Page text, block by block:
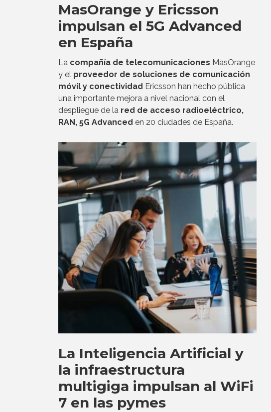
MasOrange y Ericsson
impulsan el 5G Advanced
en España
La compañía de telecomunicaciones MasOrange
y el proveedor de soluciones de comunicación
móvil y conectividad Ericsson han hecho pública
una importante mejora a nivel nacional con el
despliegue de la red de acceso radioeléctrico,
RAN, 5G Advanced en 20 ciudades de España.
La Inteligencia Artificial y
la infraestructura
multigiga impulsan al WiFi
7 en las pymes